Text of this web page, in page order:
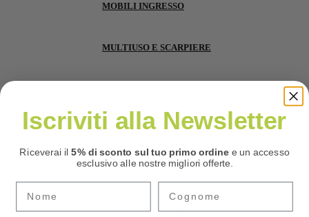
MOBILI INGRESSO
MULTIUSO E SCARPIERE
CUCINE
BACK
BASI E PENSILI PER CUCINE
Iscriviti alla Newsletter
Riceverai il5% di sconto sul tuo primo ordine e un accesso
esclusivo alle nostre migliori offerte.